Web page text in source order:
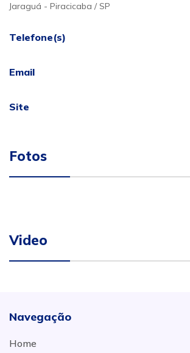
Jaraguá - Piracicaba / SP
Telefone(s)
Email
Site
Fotos
Video
Navegação
Home